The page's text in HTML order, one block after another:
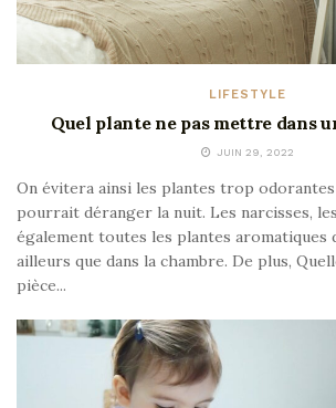
LIFESTYLE
Quel plante ne pas mettre dans
JUIN 29, 2022
On évitera ainsi les plantes trop
pourrait déranger la nuit. Les narcisses,
également toutes les plantes aromatiques
ailleurs que dans la chambre. De plus,
pièce...